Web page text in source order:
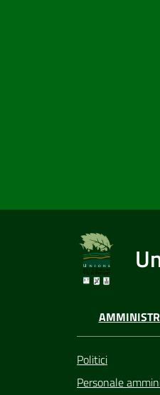
Politici
Personale